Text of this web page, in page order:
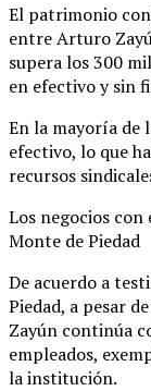
El patrimonio
entre Arturo
supera los 300
en efectivo y sin
En la mayoría de
efectivo, lo que
recursos
Los negocios
Monte de Piedad
De acuerdo a
Piedad, a pesar
Zayún continúa
empleados,
la institución.